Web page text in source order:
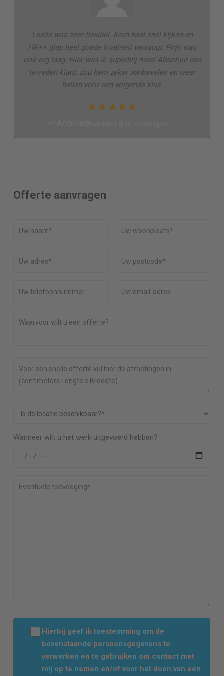
Leslie was zeer flexibel. Kom heel snel kijken en
HR++ glas heel goede kwaliteit vervangt. Prijs was
ook erg laag .Hier was ik superblij mee! Absoluut een
tevreden klant, zou hem zeker aanbevelen en weer
bellen voor een volgende klus.
Offerte aanvragen
Wanneer wilt u het werk uitgevoerd hebben?
Hierbij geef ik toestemming om de
bovenstaande persoonsgegevens te
verwerken en te gebruiken om contact met
mij op te nemen en/of voor het doen van een